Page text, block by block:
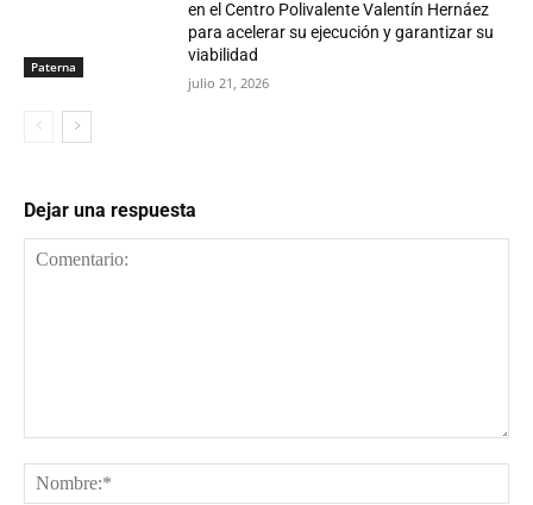
Paterna
en el Centro Polivalente Valentín Hernáez
para acelerar su ejecución y garantizar su
viabilidad
julio 21, 2026
Dejar una respuesta